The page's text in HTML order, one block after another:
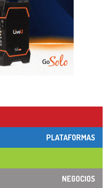
PLATAFORMAS
NEGOCIOS